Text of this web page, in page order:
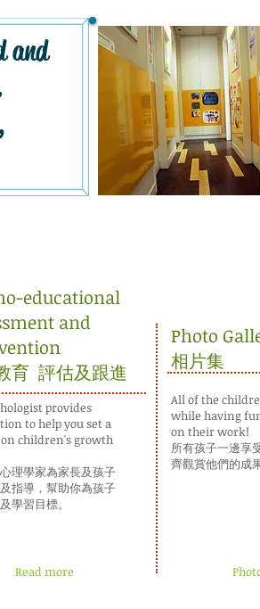
and
educational
and
育 評估及跟進
Read more
provides
to help you set a
children's growth
理學家為家長及孩子
指導，幫助你為孩子
學習目標。
Photo
相片集
All of the
while having
on their work!
所有孩子一邊享
齊觀賞他們的成果